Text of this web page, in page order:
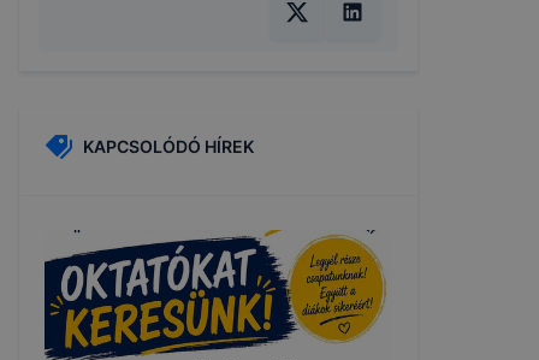
KAPCSOLÓDÓ HÍREK